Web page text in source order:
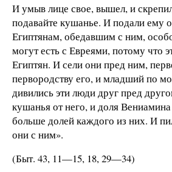
И умыв лице свое, вышел, и
подавайте кушанье. И подали ему
Египтянам, обедавшим с ним,
могут есть с Евреями, потому что
Египтян. И сели они пред ним,
первородству его, и младший по
дивились эти люди друг пред
кушанья от него, и доля
больше долей каждого из них. И
они с ним».
(Быт. 43, 11—15, 18, 29—34)